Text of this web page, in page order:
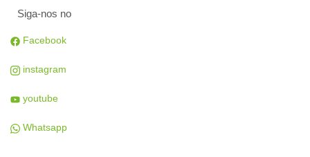
Siga-nos no
Facebook
instagram
youtube
Whatsapp